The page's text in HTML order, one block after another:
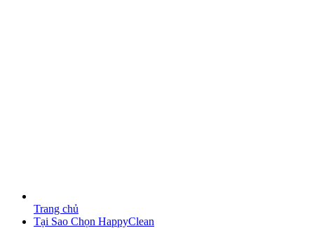
Trang chủ
Tại Sao Chọn HappyClean